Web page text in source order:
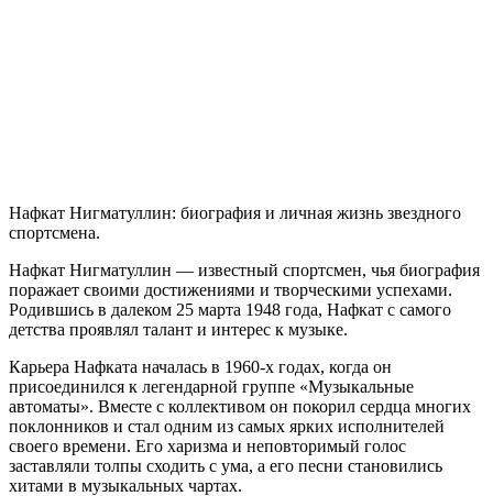
Нафкат Нигматуллин: биография и личная жизнь звездного
спортсмена.
Нафкат Нигматуллин — известный спортсмен, чья биография
поражает своими достижениями и творческими успехами.
Родившись в далеком 25 марта 1948 года, Нафкат с самого
детства проявлял талант и интерес к музыке.
Карьера Нафката началась в 1960-х годах, когда он
присоединился к легендарной группе «Музыкальные
автоматы». Вместе с коллективом он покорил сердца многих
поклонников и стал одним из самых ярких исполнителей
своего времени. Его харизма и неповторимый голос
заставляли толпы сходить с ума, а его песни становились
хитами в музыкальных чартах.